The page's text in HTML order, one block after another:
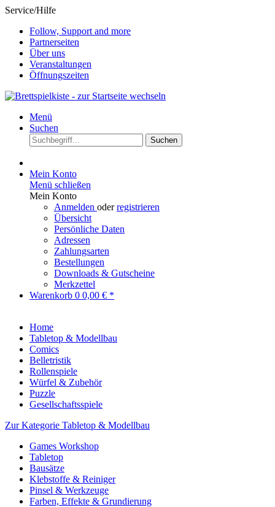
Service/Hilfe
Follow, Support and more
Partnerseiten
Über uns
Veranstaltungen
Öffnungszeiten
Menü
Suchen
Suchen
Mein Konto
Menü schließen
Mein Konto
Anmelden oderregistrieren
Übersicht
Persönliche Daten
Adressen
Zahlungsarten
Bestellungen
Downloads & Gutscheine
Merkzettel
Warenkorb 0 0,00 € *
Home
Tabletop & Modellbau
Comics
Belletristik
Rollenspiele
Würfel & Zubehör
Puzzle
Gesellschaftsspiele
Zur Kategorie Tabletop & Modellbau
Games Workshop
Tabletop
Bausätze
Klebstoffe & Reiniger
Pinsel & Werkzeuge
Farben, Effekte & Grundierung